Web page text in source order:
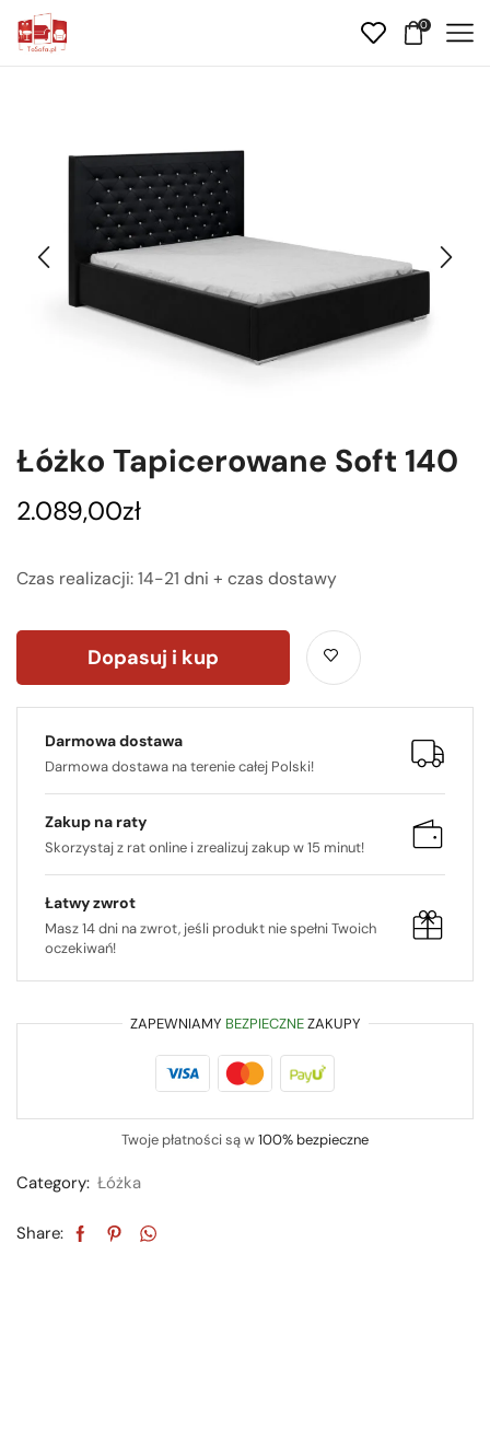
0
Łóżko Tapicerowane Soft 140
2.089,00zł
Czas realizacji: 14-21 dni + czas dostawy
Dopasuj i kup
Darmowa dostawa
Darmowa dostawa na terenie całej Polski!
Zakup na raty
Skorzystaj z rat online i zrealizuj zakup w 15 minut!
Łatwy zwrot
Masz 14 dni na zwrot, jeśli produkt nie spełni Twoich
oczekiwań!
ZAPEWNIAMY BEZPIECZNEZAKUPY
Twoje płatności są w100% bezpieczne
Category: Łóżka
Share: